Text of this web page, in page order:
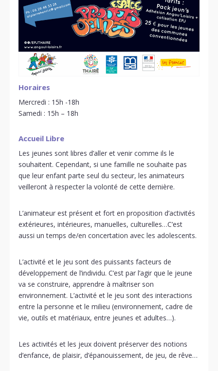
Horaires
Mercredi : 15h -18h
Samedi : 15h – 18h
Accueil Libre
Les jeunes sont libres d’aller et venir comme ils le
souhaitent. Cependant, si une famille ne souhaite pas
que leur enfant parte seul du secteur, les animateurs
veilleront à respecter la volonté de cette dernière.
L’animateur est présent et fort en proposition d’activités
extérieures, intérieures, manuelles, culturelles…C’est
aussi un temps de/en concertation avec les adolescents.
L’activité et le jeu sont des puissants facteurs de
développement de l’individu. C’est par l’agir que le jeune
va se construire, apprendre à maîtriser son
environnement. L’activité et le jeu sont des interactions
entre la personne et le milieu (environnement, cadre de
vie, outils et matériaux, entre jeunes et adultes…).
Les activités et les jeux doivent préserver des notions
d’enfance, de plaisir, d’épanouissement, de jeu, de rêve…